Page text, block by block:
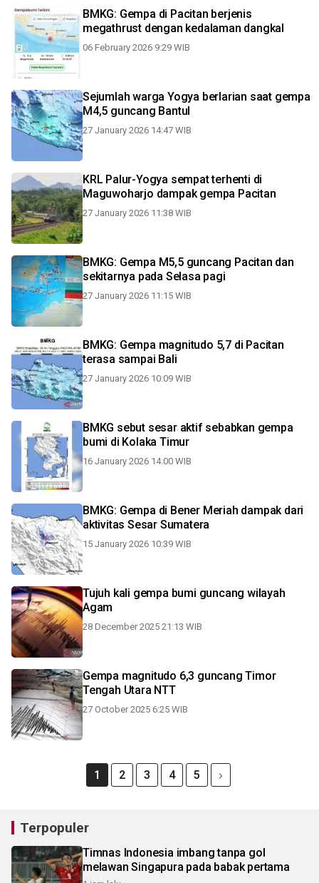
BMKG: Gempa di Pacitan berjenis
megathrust dengan kedalaman dangkal
06 February 2026 9:29 WIB
Sejumlah warga Yogya berlarian saat gempa
M4,5 guncang Bantul
27 January 2026 14:47 WIB
KRL Palur-Yogya sempat terhenti di
Maguwoharjo dampak gempa Pacitan
27 January 2026 11:38 WIB
BMKG: Gempa M5,5 guncang Pacitan dan
sekitarnya pada Selasa pagi
27 January 2026 11:15 WIB
BMKG: Gempa magnitudo 5,7 di Pacitan
terasa sampai Bali
27 January 2026 10:09 WIB
BMKG sebut sesar aktif sebabkan gempa
bumi di Kolaka Timur
16 January 2026 14:00 WIB
BMKG: Gempa di Bener Meriah dampak dari
aktivitas Sesar Sumatera
15 January 2026 10:39 WIB
Tujuh kali gempa bumi guncang wilayah
Agam
28 December 2025 21:13 WIB
Gempa magnitudo 6,3 guncang Timor
Tengah Utara NTT
27 October 2025 6:25 WIB
1 2 3 4 5
Terpopuler
Timnas Indonesia imbang tanpa gol
melawan Singapura pada babak pertama